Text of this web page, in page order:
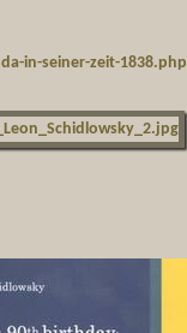
in-seiner-zeit-1838.php